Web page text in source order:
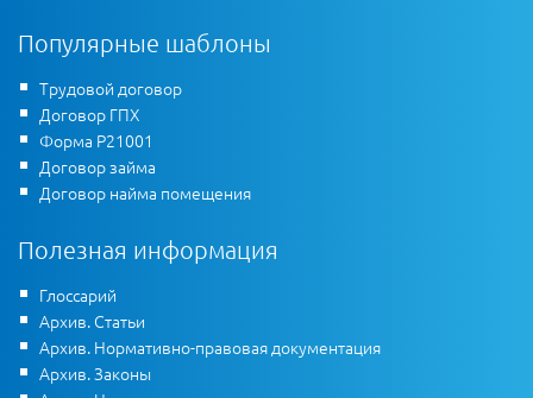
Популярные шаблоны
Трудовой договор
Договор ГПХ
Форма Р21001
Договор займа
Договор найма помещения
Полезная информация
Глоссарий
Архив. Статьи
Архив. Нормативно-правовая документация
Архив. Законы